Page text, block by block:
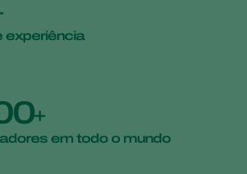
experiência
+
em todo o mundo